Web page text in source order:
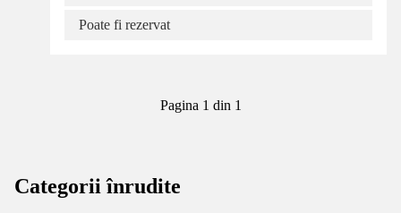
Poate fi rezervat
Pagina 1 din 1
Categorii înrudite